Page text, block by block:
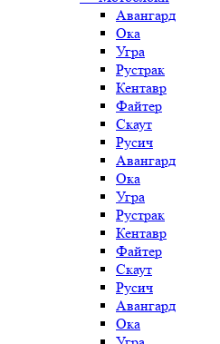
Авангард
Ока
Угра
Рустрак
Кентавр
Файтер
Скаут
Русич
Авангард
Ока
Угра
Рустрак
Кентавр
Файтер
Скаут
Русич
Авангард
Ока